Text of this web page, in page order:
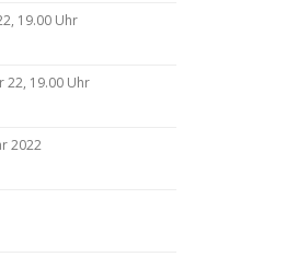
19.00 Uhr
22, 19.00 Uhr
2022